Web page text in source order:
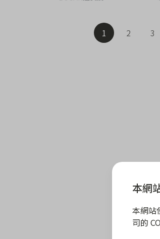
1 2 3
本網
本網站
司的